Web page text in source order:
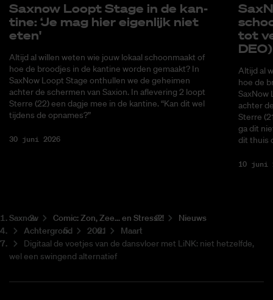
Saxnow Loopt Sta­ge in de kan­
ti­ne: ‘Je mag hier ei­gen­lijk niet
eten'
Altijd al willen weten wie jouw lokaal schoonmaakt of
hoe de broodjes in de kantine worden gemaakt? In
SaxNow Loopt Stage onthullen we de geheimen
achter de schermen van Saxion. In aflevering 2 loopt
Sterre (22) een dagje mee in de kantine. “Kan dit wel
tijdens de opnames?”
30 juni 2026
tot
DEO)
Altijd al
hoe de
SaxNow
achter
Sterre
ga dit
dit thuis
10 juni
Saxnow Co­mic: Zon, Zee... en Stress?!
Nieuws
Achtergrond
2021
Maart
Digitaal de voetjes van de dansvloer met LiNK: niet hetzelfde,
wel een swingend alternatief